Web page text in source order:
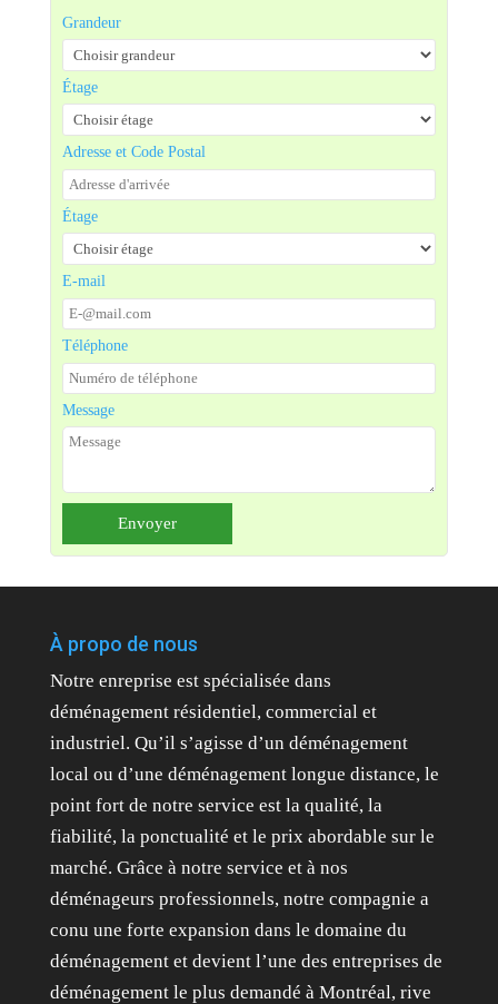
Grandeur
Étage
Adresse et Code Postal
Étage
E-mail
Téléphone
Message
À propo de nous
Notre enreprise est spécialisée dans
déménagement résidentiel, commercial et
industriel. Qu’il s’agisse d’un déménagement
local ou d’une déménagement longue distance, le
point fort de notre service est la qualité, la
fiabilité, la ponctualité et le prix abordable sur le
marché. Grâce à notre service et à nos
déménageurs professionnels, notre compagnie a
conu une forte expansion dans le domaine du
déménagement et devient l’une des entreprises de
déménagement le plus demandé à Montréal, rive